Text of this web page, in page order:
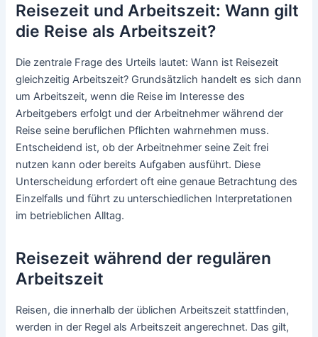
Reisezeit und Arbeitszeit: Wann gilt
die Reise als Arbeitszeit?
Die zentrale Frage des Urteils lautet: Wann ist Reisezeit
gleichzeitig Arbeitszeit? Grundsätzlich handelt es sich dann
um Arbeitszeit, wenn die Reise im Interesse des
Arbeitgebers erfolgt und der Arbeitnehmer während der
Reise seine beruflichen Pflichten wahrnehmen muss.
Entscheidend ist, ob der Arbeitnehmer seine Zeit frei
nutzen kann oder bereits Aufgaben ausführt. Diese
Unterscheidung erfordert oft eine genaue Betrachtung des
Einzelfalls und führt zu unterschiedlichen Interpretationen
im betrieblichen Alltag.
Reisezeit während der regulären
Arbeitszeit
Reisen, die innerhalb der üblichen Arbeitszeit stattfinden,
werden in der Regel als Arbeitszeit angerechnet. Das gilt,